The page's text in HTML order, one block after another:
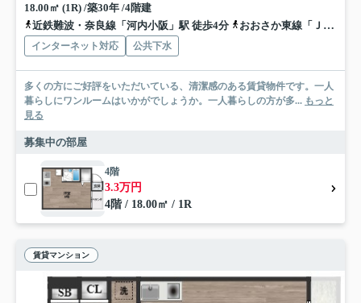
18.00㎡ (1R) /築30年 /4階建
近鉄難波・奈良線「河内小阪」駅 徒歩4分
おおさか東線「ＪＲ河内永和」駅 徒歩11分
インターネット対応 公共下水
多くの方にご好評をいただいている、清潔感のある賃貸物件です。一人
暮らしにワンルームはいかがでしょうか。一人暮らしの方が多... もっと
見る
募集中の部屋
4階
3.3万円
4階 / 18.00㎡ / 1R
賃貸マンション